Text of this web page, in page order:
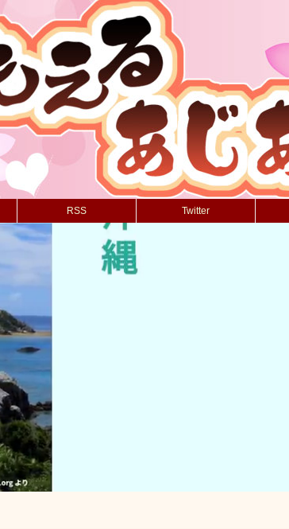
RSS Twitter